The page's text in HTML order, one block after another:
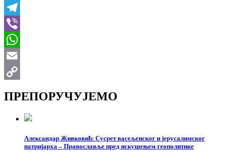
VK
Telegram
Viber
WhatsApp
Email
ПРЕПОРУЧУЈЕМО
Александар Живковић: Сусрет васељенског и јерусалимског
патријарха – Православље пред искушењем геополитике